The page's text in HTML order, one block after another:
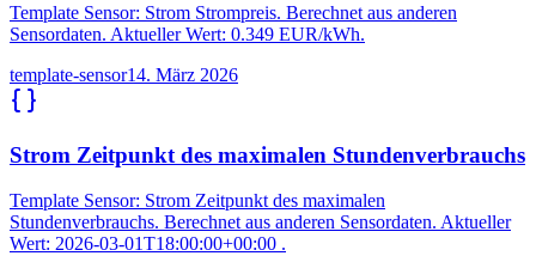
Template Sensor: Strom Strompreis. Berechnet aus anderen
Sensordaten. Aktueller Wert: 0.349 EUR/kWh.
template-sensor14. März 2026
Strom Zeitpunkt des maximalen Stundenverbrauchs
Template Sensor: Strom Zeitpunkt des maximalen
Stundenverbrauchs. Berechnet aus anderen Sensordaten. Aktueller
Wert: 2026-03-01T18:00:00+00:00 .